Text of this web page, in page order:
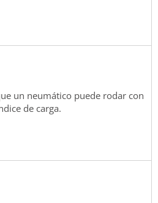
un neumático puede rodar con
de carga.